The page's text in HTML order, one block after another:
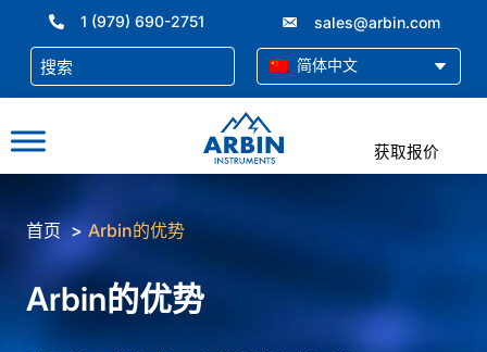
1 (979) 690-2751 sales@arbin.com
简体中文
获取报价
首页 Arbin的优势
Arbin的优势